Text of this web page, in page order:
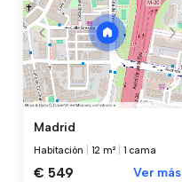
Madrid
Habitación 12 m² 1 cama
€ 549 Ver más